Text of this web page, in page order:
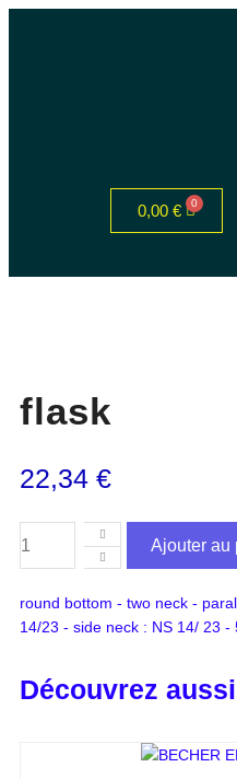
0,00 €
flask
22,34 €
Ajouter au
round bottom - two neck -
14/23 - side neck : NS 14/ 23 -
Découvrez aussi